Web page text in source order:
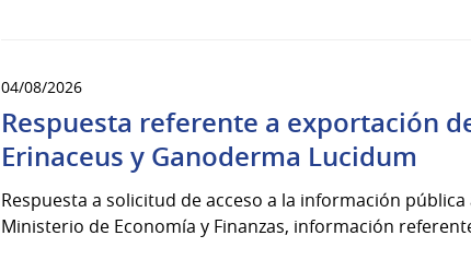
04/08/2026
Respuesta referente a exportación
Erinaceus y Ganoderma Lucidum
Respuesta a solicitud de acceso a la información
Ministerio de Economía y Finanzas, información